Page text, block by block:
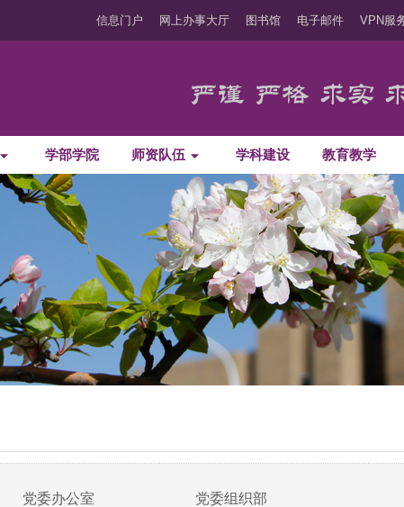
信息门户 网上办事大厅 图书馆 电子邮件 VPN服
学部学院 师资队伍 学科建设 教育教学
党委办公室 党委组织部